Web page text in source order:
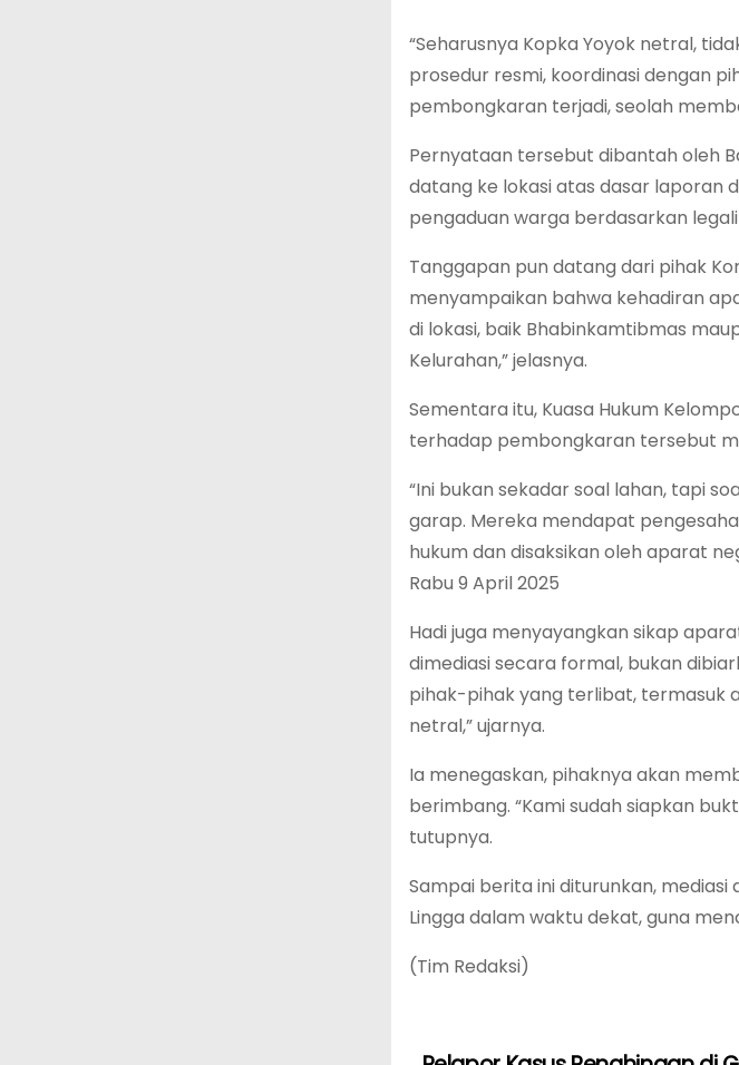
“Seharusnya Kopka Yoyok netral,
prosedur resmi, koordinasi dengan
pembongkaran terjadi, seolah
Pernyataan tersebut dibantah oleh
datang ke lokasi atas dasar laporan
pengaduan warga berdasarkan
Tanggapan pun datang dari pihak
menyampaikan bahwa kehadiran
di lokasi, baik Bhabinkamtibmas
Kelurahan,” jelasnya.
Sementara itu, Kuasa Hukum
terhadap pembongkaran tersebut
“Ini bukan sekadar soal lahan, tapi
garap. Mereka mendapat
hukum dan disaksikan oleh aparat
Rabu 9 April 2025
Hadi juga menyayangkan sikap
dimediasi secara formal, bukan
pihak-pihak yang terlibat, termasuk
netral,” ujarnya.
Ia menegaskan, pihaknya akan
berimbang. “Kami sudah siapkan
tutupnya.
Sampai berita ini diturunkan,
Lingga dalam waktu dekat, guna
(Tim Redaksi)